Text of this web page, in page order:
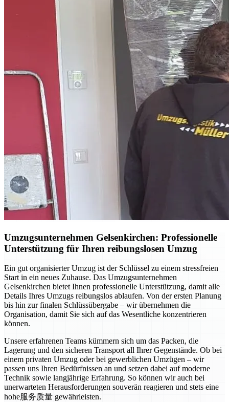
Umzugsunternehmen Gelsenkirchen: Professionelle
Unterstützung für Ihren reibungslosen Umzug
Ein gut organisierter Umzug ist der Schlüssel zu einem stressfreien
Start in ein neues Zuhause. Das Umzugsunternehmen
Gelsenkirchen bietet Ihnen professionelle Unterstützung, damit alle
Details Ihres Umzugs reibungslos ablaufen. Von der ersten Planung
bis hin zur finalen Schlüssübergabe – wir übernehmen die
Organisation, damit Sie sich auf das Wesentliche konzentrieren
können.
Unsere erfahrenen Teams kümmern sich um das Packen, die
Lagerung und den sicheren Transport all Ihrer Gegenstände. Ob bei
einem privaten Umzug oder bei gewerblichen Umzügen – wir
passen uns Ihren Bedürfnissen an und setzen dabei auf moderne
Technik sowie langjährige Erfahrung. So können wir auch bei
unerwarteten Herausforderungen souverän reagieren und stets eine
hohe服务质量 gewährleisten.